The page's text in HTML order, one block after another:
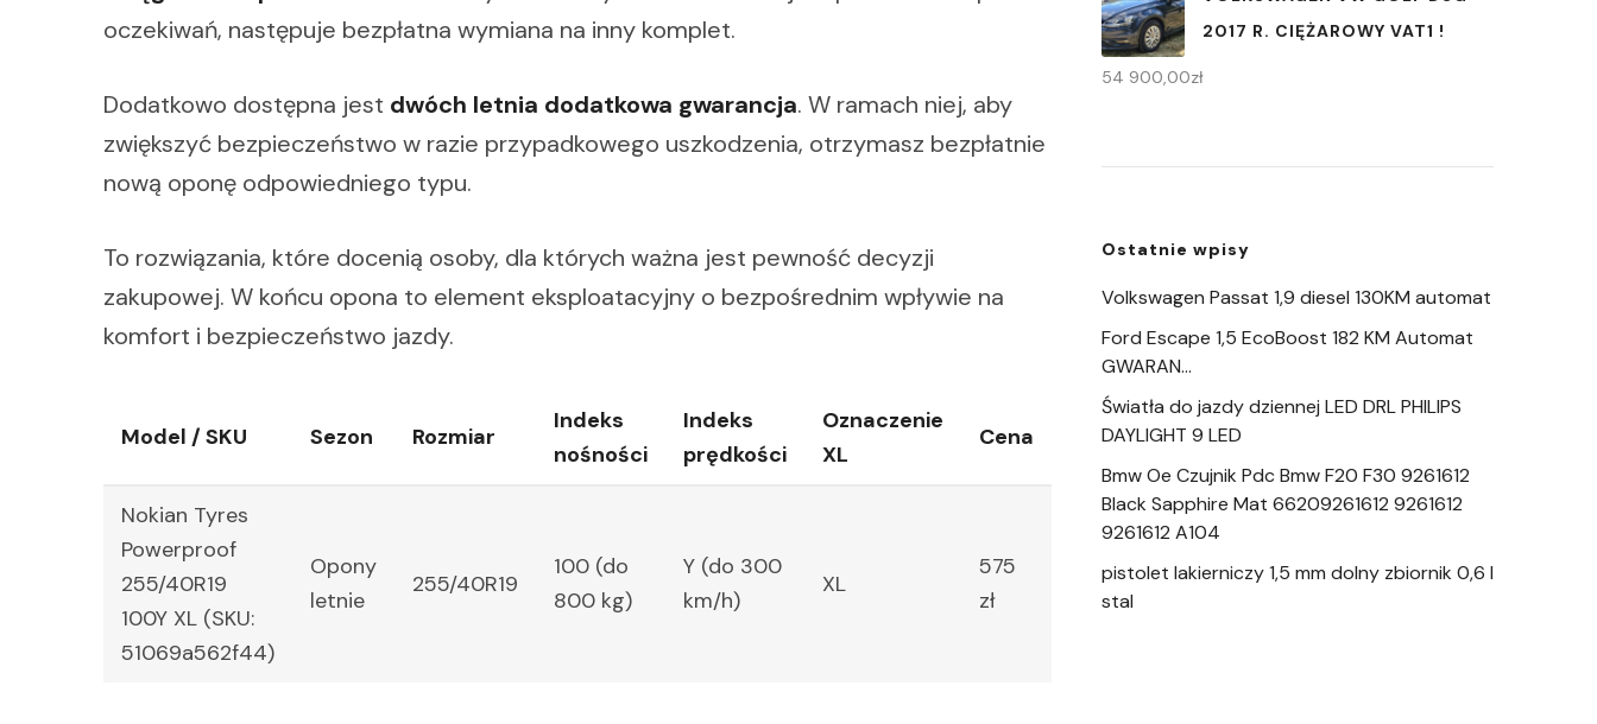
oczekiwań, następuje bezpłatna wymiana na inny komplet.
Dodatkowo dostępna jest dwóch letnia dodatkowa gwarancja. W ramach niej, aby
zwiększyć bezpieczeństwo w razie przypadkowego uszkodzenia, otrzymasz bezpłatnie
nową oponę odpowiedniego typu.
To rozwiązania, które docenią osoby, dla których ważna jest pewność decyzji
zakupowej. W końcu opona to element eksploatacyjny o bezpośrednim wpływie na
komfort i bezpieczeństwo jazdy.
Model / SKU Sezon Rozmiar
Indeks
nośności
Indeks
prędkości
Oznaczenie
XL
Cena
Nokian Tyres
Powerproof
255/40R19
100Y XL (SKU:
51069a562f44)
Opony
letnie
255/40R19
100 (do
800 kg)
Y (do 300
km/h)
XL
575
zł
2017 R. CIĘŻAROWY VAT1 !
54 900,00zł
Ostatnie wpisy
Volkswagen Passat 1,9 diesel 130KM automat
Ford Escape 1,5 EcoBoost 182 KM Automat
GWARAN…
Światła do jazdy dziennej LED DRL PHILIPS
DAYLIGHT 9 LED
Bmw Oe Czujnik Pdc Bmw F20 F30 9261612
Black Sapphire Mat 66209261612 9261612
9261612 A104
pistolet lakierniczy 1,5 mm dolny zbiornik 0,6 l
stal